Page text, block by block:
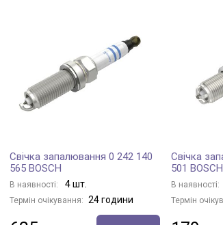
Свічка запалювання 0 242 140
565 BOSCH
В наявності: 4 шт.
Термін очікування: 24 години
Свічка
501 BOSCH
В наявності:
Термін